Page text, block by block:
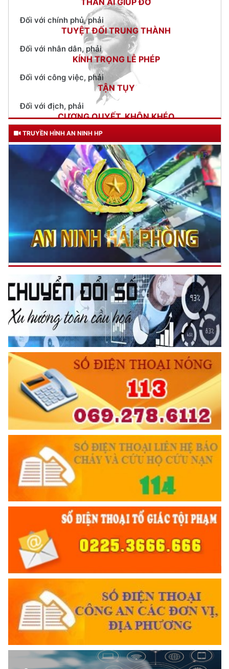
Đối với nhân dân, phải
KÍNH TRỌNG LỄ PHÉP
Đối với công việc, phải
TẬN TỤY
CƯƠNG QUYẾT, KHÔN KHÉO
Trích thư Chủ tịch Hồ Chí Minh
gửi Công an Khu XII,
ngày 11 tháng 3 năm 1948.
TRUYỀN HÌNH AN NINH HP